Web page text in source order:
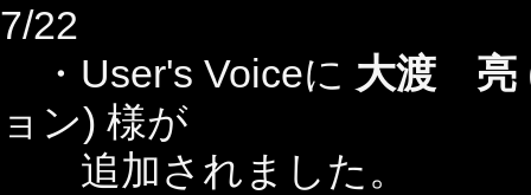
7/22
・User's Voiceに 大渡 亮
ョン) 様が
追加されました。